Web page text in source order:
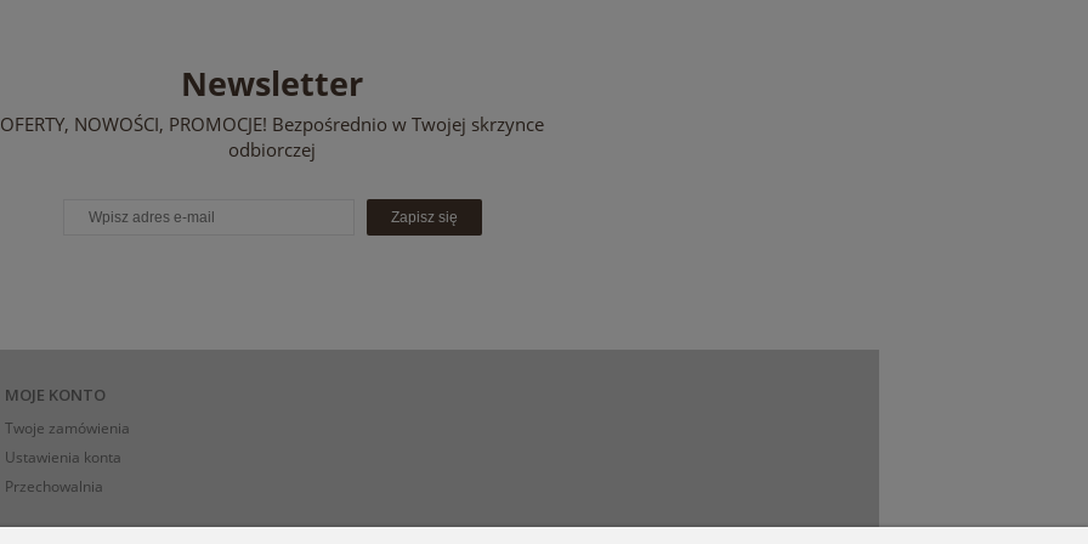
Newsletter
OFERTY, NOWOŚCI, PROMOCJE! Bezpośrednio w Twojej skrzynce
odbiorczej
Zapisz się
MOJE KONTO
Twoje zamówienia
Ustawienia konta
Przechowalnia